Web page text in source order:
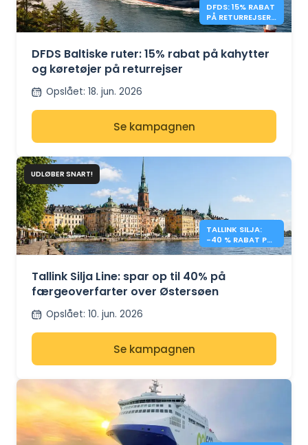
DFDS: 15% RABAT
PÅ RETURREJSER
TIL ØSTERSØEN
DFDS Baltiske ruter: 15% rabat på kahytter
og køretøjer på returrejser
Opslået: 18. jun. 2026
Se kampagnen
UDLØBER SNART!
TALLINK SILJA:
-40 % RABAT PÅ
OVERFARTER I
Tallink Silja Line: spar op til 40% på
færgeoverfarter over Østersøen
Opslået: 10. jun. 2026
Se kampagnen